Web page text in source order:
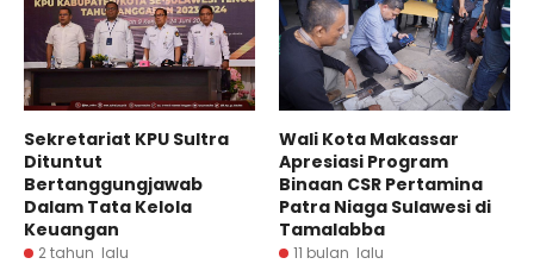
Sekretariat KPU Sultra
Dituntut
Bertanggungjawab
Dalam Tata Kelola
Keuangan
2 tahun lalu
Wali Kota Makassar
Apresiasi Program
Binaan CSR Pertamina
Patra Niaga Sulawesi di
Tamalabba
11 bulan lalu